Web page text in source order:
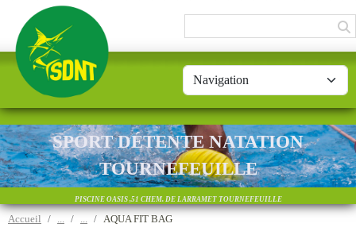
SPORT DÉTENTE NATATION
TOURNEFEUILLE
PISCINE OASIS ,51 CHEM. DE LARRAMET TOURNEFEUILLE
Accueil AQUA FIT BAG
Panneau de gestion des cookies